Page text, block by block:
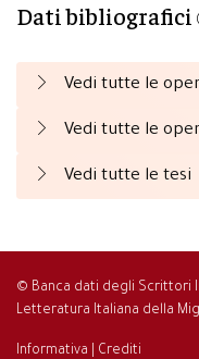
Dati bibliografici
Vedi tutte le
Vedi tutte le
Vedi tutte le tesi
© Banca dati degli Scrittori
Letteratura Italiana della
Informativa Crediti